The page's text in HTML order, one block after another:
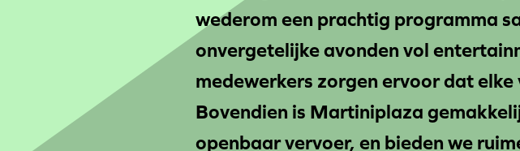
wederom een prachtig programma
onvergetelijke avonden vol
medewerkers zorgen ervoor dat
Bovendien is Martiniplaza
openbaar vervoer, en bieden we